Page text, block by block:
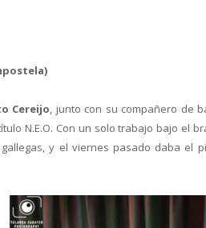
Cereijo, junto con su compañero de
N.E.O. Con un solo trabajo bajo el
y el viernes pasado daba el